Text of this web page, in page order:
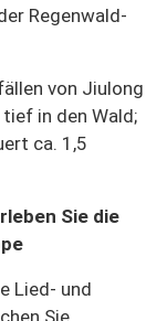
Regenwald-
von Jiulong
in den Wald;
ca. 1,5
Sie die
Lied- und
Sie